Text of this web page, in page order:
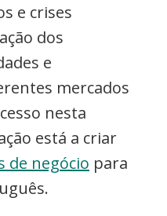
e crises
dos
e
mercados
nesta
está a criar
de negócio para